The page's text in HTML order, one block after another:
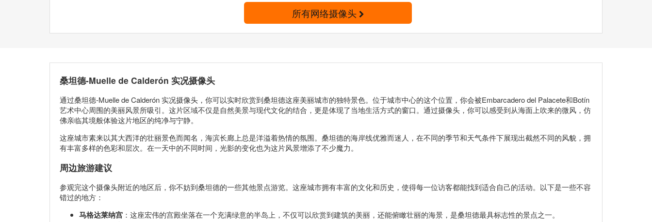
所有网络摄像头
桑坦德-Muelle de Calderón 实况摄像头
通过桑坦德-Muelle de Calderón 实况摄像头，你可以实时欣赏到桑坦德这座美丽城市的独特景色。位于城市中心的这个位置，你会被Embarcadero del Palacete和Botín
艺术中心周围的美丽风景所吸引。这片区域不仅是自然美景与现代文化的结合，更是体现了当地生活方式的窗口。通过摄像头，你可以感受到从海面上吹来的微风，仿
佛亲临其境般体验这片地区的纯净与宁静。
这座城市素来以其大西洋的壮丽景色而闻名，海滨长廊上总是洋溢着热情的氛围。桑坦德的海岸线优雅而迷人，在不同的季节和天气条件下展现出截然不同的风貌，拥
有丰富多样的色彩和层次。在一天中的不同时间，光影的变化也为这片风景增添了不少魔力。
周边旅游建议
参观完这个摄像头附近的地区后，你不妨到桑坦德的一些其他景点游览。这座城市拥有丰富的文化和历史，使得每一位访客都能找到适合自己的活动。以下是一些不容
错过的地方：
马格达莱纳宫 ：这座宏伟的宫殿坐落在一个充满绿意的半岛上，不仅可以欣赏到建筑的美丽，还能俯瞰壮丽的海景，是桑坦德最具标志性的景点之一。